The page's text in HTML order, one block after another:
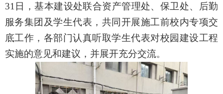
31 日，基本建设处联合资产管理处、保卫处、后勤
服务集团及学生代表，共同开展施工前校内专项交
底工作，各部门认真听取学生代表对校园建设工程
实施的意见和建议，并展开充分交流。